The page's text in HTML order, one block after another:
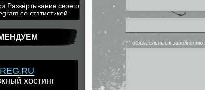
Развёртывание своего
со статистикой
REG.RU
хостинг
* - обязательные к заполнению